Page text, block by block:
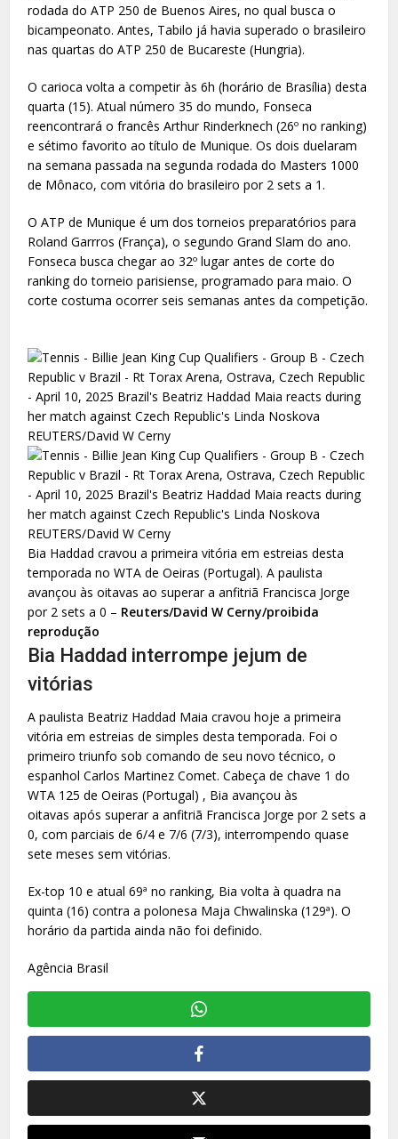
rodada do ATP 250 de Buenos Aires, no qual busca o
bicampeonato. Antes, Tabilo já havia superado o brasileiro
nas quartas do ATP 250 de Bucareste (Hungria).
O carioca volta a competir às 6h (horário de Brasília) desta
quarta (15). Atual número 35 do mundo, Fonseca
reencontrará o francês Arthur Rinderknech (26º no ranking)
e sétimo favorito ao título de Munique. Os dois duelaram
na semana passada na segunda rodada do Masters 1000
de Mônaco, com vitória do brasileiro por 2 sets a 1.
O ATP de Munique é um dos torneios preparatórios para
Roland Garrros (França), o segundo Grand Slam do ano.
Fonseca busca chegar ao 32º lugar antes de corte do
ranking do torneio parisiense, programado para maio. O
corte costuma ocorrer seis semanas antes da competição.
Bia Haddad cravou a primeira vitória em estreias desta
temporada no WTA de Oeiras (Portugal). A paulista
avançou às oitavas ao superar a anfitriã Francisca Jorge
por 2 sets a 0 – Reuters/David W Cerny/proibida
reprodução
Bia Haddad interrompe jejum de
vitórias
A paulista Beatriz Haddad Maia cravou hoje a primeira
vitória em estreias de simples desta temporada. Foi o
primeiro triunfo sob comando de seu novo técnico, o
espanhol Carlos Martinez Comet. Cabeça de chave 1 do
WTA 125 de Oeiras (Portugal) , Bia avançou às
oitavas após superar a anfitriã Francisca Jorge por 2 sets a
0, com parciais de 6/4 e 7/6 (7/3), interrompendo quase
sete meses sem vitórias.
Ex-top 10 e atual 69ª no ranking, Bia volta à quadra na
quinta (16) contra a polonesa Maja Chwalinska (129ª). O
horário da partida ainda não foi definido.
Agência Brasil